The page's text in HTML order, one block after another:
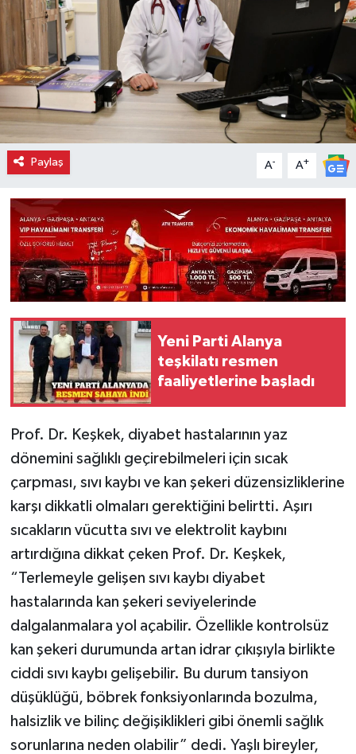
Paylaş A- A+
Yeni Parti Alanya
teşkilatı resmen
faaliyetlerine başladı
Prof. Dr. Keşkek, diyabet hastalarının yaz
dönemini sağlıklı geçirebilmeleri için sıcak
çarpması, sıvı kaybı ve kan şekeri düzensizliklerine
karşı dikkatli olmaları gerektiğini belirtti. Aşırı
sıcakların vücutta sıvı ve elektrolit kaybını
artırdığına dikkat çeken Prof. Dr. Keşkek,
“Terlemeyle gelişen sıvı kaybı diyabet
hastalarında kan şekeri seviyelerinde
dalgalanmalara yol açabilir. Özellikle kontrolsüz
kan şekeri durumunda artan idrar çıkışıyla birlikte
ciddi sıvı kaybı gelişebilir. Bu durum tansiyon
düşüklüğü, böbrek fonksiyonlarında bozulma,
halsizlik ve bilinç değişiklikleri gibi önemli sağlık
sorunlarına neden olabilir” dedi. Yaşlı bireyler,